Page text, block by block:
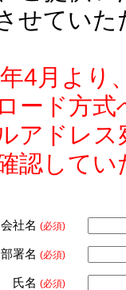
せていた
4月より
ード方
アドレ
認して
会社名 (必須)
部署名 (必須)
氏名 (必須)